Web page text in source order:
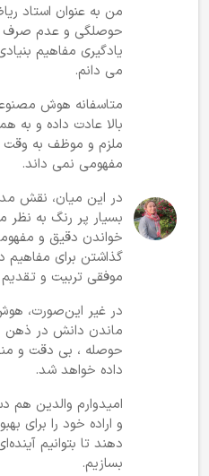
من به عنوان استاد
حوصلگی و عدم صرف
یادگیری مفاهیم
می دانم.
متاسفانه هوش
بالا عادت داده و به
ملزم و موظف به وقت
مفهومی نمی داند.
در این میان، نقش
بسیار پر رنگ به نظر
خواندن دقیق و
گذاشتن برای
موفقی تربیت و
در غیر این‌صورت،
ماندن دانش در ذهن
حوصله ، بی دقت و
داده خواهد شد.
امیدوارم والدین
و اراده خود را برای
دهند تا بتوانیم
بسازیم.